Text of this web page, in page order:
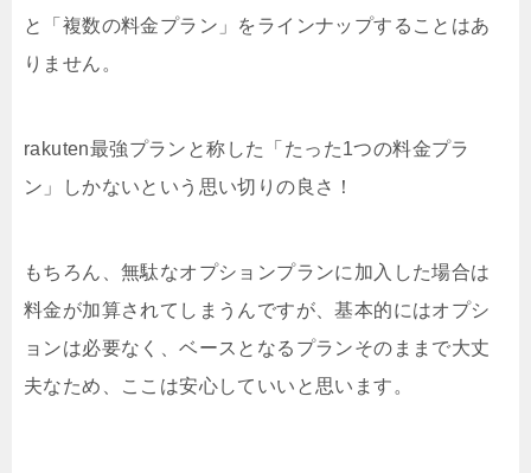
と「複数の料金プラン」をラインナップすることはあ
りません。
rakuten最強プランと称した「たった1つの料金プラ
ン」しかないという思い切りの良さ！
もちろん、無駄なオプションプランに加入した場合は
料金が加算されてしまうんですが、基本的にはオプシ
ョンは必要なく、ベースとなるプランそのままで大丈
夫なため、ここは安心していいと思います。